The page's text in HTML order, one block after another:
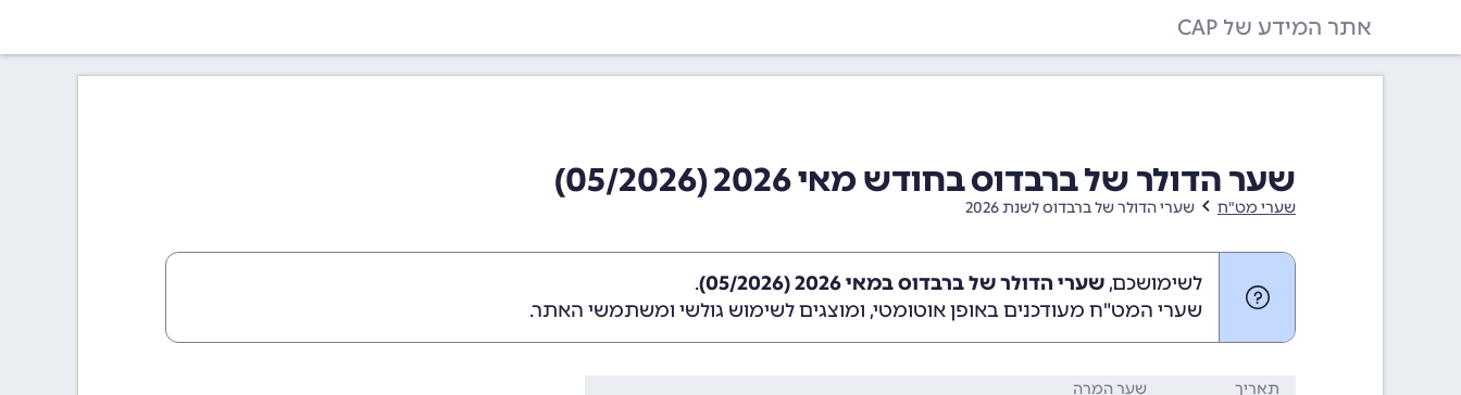
אתר המידע של CAP
שער הדולר של ברבדוס בחודש מאי 2026 (05/2026)
שערי מט"ח שערי הדולר של ברבדוס לשנת 2026
לשימושכם, שערי הדולר של ברבדוס במאי 2026 (05/2026)
.
שערי המט"ח מעודכנים באופן אוטומטי, ומוצגים לשימוש גולשי ומשתמשי האתר.
תאריך שער המרה